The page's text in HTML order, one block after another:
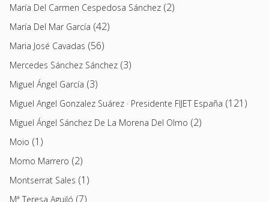
María Del Carmen Cespedosa Sánchez (2)
María Del Mar García (42)
Maria José Cavadas (56)
Mercedes Sánchez Sánchez (3)
Miguel Ángel García (3)
Miguel Angel Gonzalez Suárez · Presidente FIJET España (121)
Miguel Ángel Sánchez De La Morena Del Olmo (2)
Moio (1)
Momo Marrero (2)
Montserrat Sales (1)
Mª Teresa Aguiló (7)